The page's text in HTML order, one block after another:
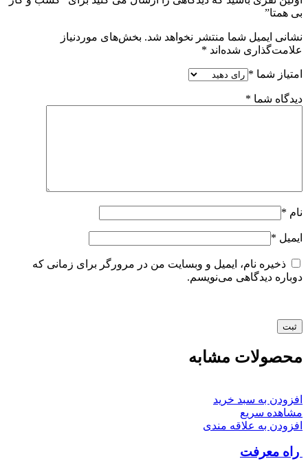
بی همتا”
نشانی ایمیل شما منتشر نخواهد شد. بخش‌های موردنیاز
علامت‌گذاری شده‌اند *
امتیاز شما *
دیدگاه شما *
نام *
ایمیل *
ذخیره نام، ایمیل و وبسایت من در مرورگر برای زمانی که
دوباره دیدگاهی می‌نویسم.
محصولات مشابه
افزودن به سبد خرید
مشاهده سریع
افزودن به علاقه مندی
راه معرفت